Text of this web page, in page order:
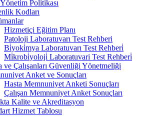
Politikası
Kodları
Hizmetiçi Eğitim Planı
Patoloji Laboratuvarı Test Rehberi
Bi̇yoki̇mya Laboratuvarı Test Rehberi̇
Mi̇krobi̇yoloji̇ Laboratuvari Test Rehberi̇
ve Çalışanları Güvenliği Yönetmeliği
Anket ve Sonuçları
Hasta Memnuniyet Anketi Sonuçları
Çalışan Memnuniyet Anket Sonuçları
Kalite ve Akreditasyon
Hizmet Tablosu